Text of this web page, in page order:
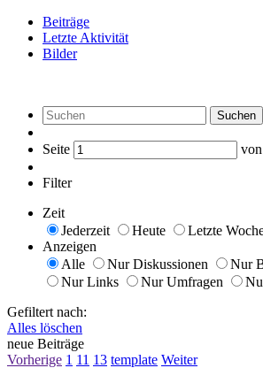
Beiträge
Letzte Aktivität
Bilder
Suchen
Seite von
Filter
Zeit
Jederzeit
Heute Letzte
Anzeigen
Alle
Nur Diskussionen Nur
Nur Links
Nur Umfragen
Gefiltert nach:
Alles löschen
neue Beiträge
Vorherige 1 11 13 template Weiter